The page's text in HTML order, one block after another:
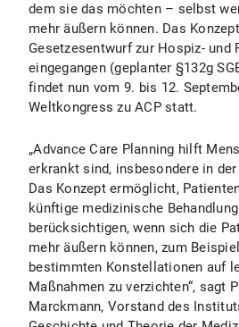
dem sie das möchten – selbst
mehr äußern können. Das
Gesetzesentwurf zur Hospiz- und
eingegangen (geplanter §132g
findet nun vom 9. bis 12.
Weltkongress zu ACP statt.
„Advance Care Planning hilft
erkrankt sind, insbesondere in
Das Konzept ermöglicht,
künftige medizinische
berücksichtigen, wenn sich die
mehr äußern können, zum
bestimmten Konstellationen auf
Maßnahmen zu verzichten“, sagt
Marckmann, Vorstand des